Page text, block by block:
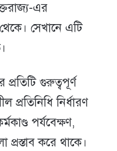
এর
সেখানে এটি
গুরুত্বপূর্ণ
প্রতিনিধি নির্ধারণ
পর্যবেক্ষণ,
করে থাকে।